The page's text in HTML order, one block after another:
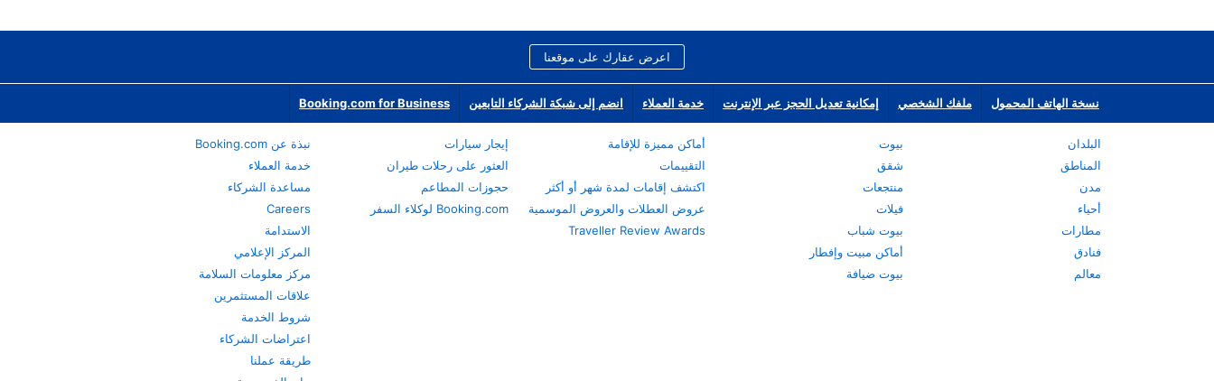
اعرض عقارك على موقعنا
نسخة الهاتف المحمول ملفك الشخصي إمكانية تعديل الحجز عبر الإنترنت خدمة العملاء انضم إلى شبكة الشركاء التابعين Booking.com for Business
البلدان
المناطق
مدن
أحياء
مطارات
فنادق
معالم
بيوت
شقق
منتجعات
فيلات
بيوت شباب
أماكن مبيت وإفطار
بيوت ضيافة
أماكن مميزة للإقامة
التقييمات
اكتشف إقامات لمدة شهر أو أكثر
عروض العطلات والعروض الموسمية
Traveller Review Awards
إيجار سيارات
العثور على رحلات طيران
حجوزات المطاعم
Booking.com لوكلاء السفر
نبذة عن Booking.com
خدمة العملاء
مساعدة الشركاء
Careers
الاستدامة
المركز الإعلامي
مركز معلومات السلامة
علاقات المستثمرين
شروط الخدمة
اعتراضات الشركاء
طريقة عملنا